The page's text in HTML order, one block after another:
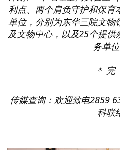
利点、两个肩负守护和保育
单位，分别为东华三院文物
及文物中心，以及25个提供
务单位
＊ 完
传媒查询：欢迎致电2859
科联